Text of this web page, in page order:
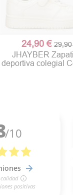
24,90 €
JHAYBER
deportiva colegial